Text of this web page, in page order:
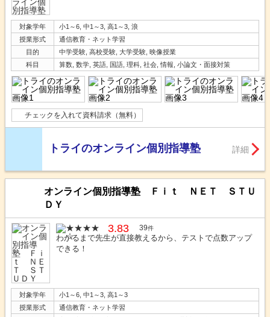
対象学年
小1～6, 中1～3, 高1～3, 浪
授業形式
通信教育・ネット学習
目的
中学受験, 高校受験, 大学受験, 映像授業
科目
算数, 数学, 英語, 国語, 理科, 社会, 情報, 小論文・面接対策
チェックを入れて資料請求（無料）
トライのオンライン個別指導塾 詳細
オンライン個別指導塾 Ｆｉｔ ＮＥＴ ＳＴＵ
ＤＹ
3.83 39件
わかるまで先生が直接教えるから、テストで点数アップ
できる！
対象学年
小1～6, 中1～3, 高1～3
授業形式
通信教育・ネット学習